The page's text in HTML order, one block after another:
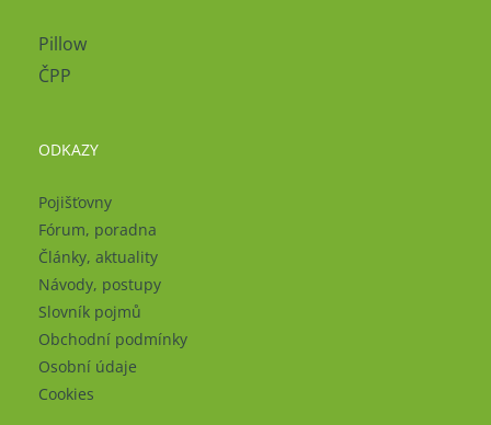
Pillow
ČPP
ODKAZY
Pojišťovny
Fórum, poradna
Články, aktuality
Návody, postupy
Slovník pojmů
Obchodní podmínky
Osobní údaje
Cookies